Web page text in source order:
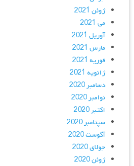
ژوئن 2021
می 2021
آوریل 2021
مارس 2021
فوریه 2021
ژانویه 2021
دسامبر 2020
نوامبر 2020
اکتبر 2020
سپتامبر 2020
آگوست 2020
جولای 2020
ژوئن 2020